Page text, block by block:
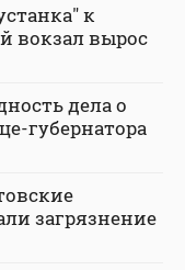
к
вокзал вырос
дела о
губернатора
загрязнение